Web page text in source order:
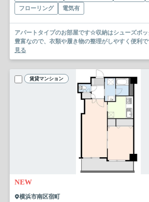
フローリング
電気有
アパートタイプのお部屋です☆収納はシューズボ
豊富なので、衣類や履き物の整理がしやすく便利
見る
賃貸マンション
NEW
横浜市南区宿町